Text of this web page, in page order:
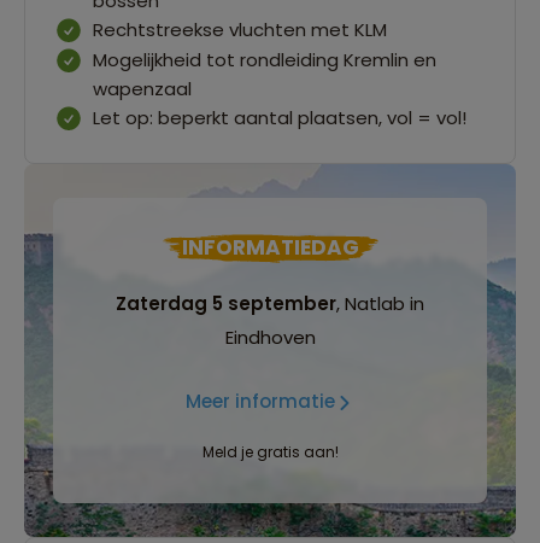
Rechtstreekse vluchten met KLM
Mogelijkheid tot rondleiding Kremlin en
wapenzaal
Let op: beperkt aantal plaatsen, vol = vol!
INFORMATIEDAG
Zaterdag 5 september, Natlab in
Eindhoven
Meer informatie
Meld je gratis aan!